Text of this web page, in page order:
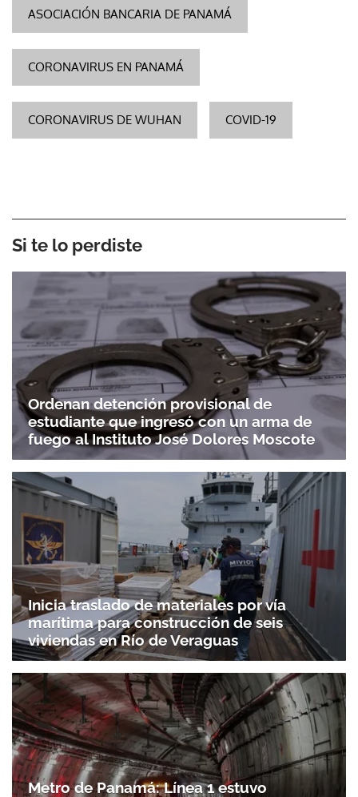
ASOCIACIÓN BANCARIA DE PANAMÁ
CORONAVIRUS EN PANAMÁ
CORONAVIRUS DE WUHAN COVID-19
Si te lo perdiste
Ordenan detención provisional de
estudiante que ingresó con un arma de
fuego al Instituto José Dolores Moscote
Inicia traslado de materiales por vía
marítima para construcción de seis
viviendas en Río de Veraguas
Metro de Panamá: Línea 1 estuvo